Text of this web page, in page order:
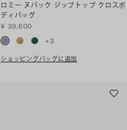
ロミー ヌバック ジップトップ クロスボ
ディバッグ
¥ 39,600
+3
ショッピングバッグに追加